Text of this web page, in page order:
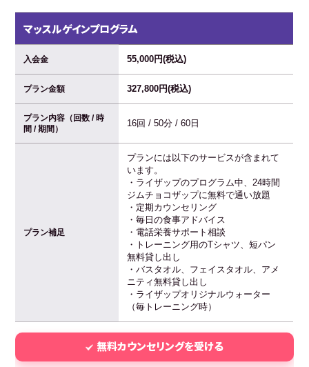
マッスルゲインプログラム
入会金 55,000円(税込)
プラン金額 327,800円(税込)
プラン内容（回数 / 時
間 / 期間）
16回 / 50分 / 60日
プラン補足
プランには以下のサービスが含まれて
います。
・ライザップのプログラム中、24時間
ジムチョコザップに無料で通い放題
・定期カウンセリング
・毎日の食事アドバイス
・電話栄養サポート相談
・トレーニング用のTシャツ、短パン
無料貸し出し
・バスタオル、フェイスタオル、アメ
ニティ無料貸し出し
・ライザップオリジナルウォーター
（毎トレーニング時）
無料カウンセリングを受ける